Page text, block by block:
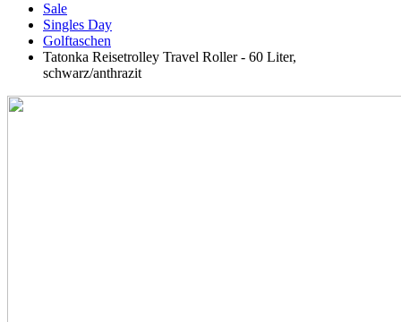
Sale
Singles Day
Golftaschen
Tatonka Reisetrolley Travel Roller - 60 Liter,
schwarz/anthrazit